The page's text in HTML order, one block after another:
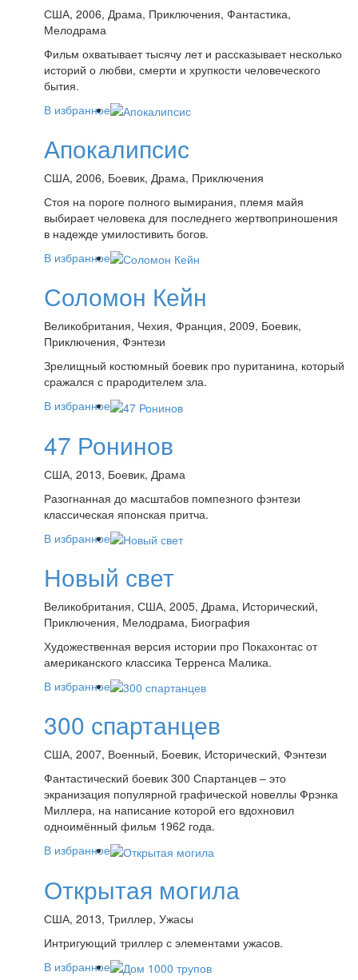
США, 2006, Драма, Приключения, Фантастика,
Мелодрама
Фильм охватывает тысячу лет и рассказывает несколько
историй о любви, смерти и хрупкости человеческого
бытия.
В избранное
Апокалипсис
США, 2006, Боевик, Драма, Приключения
Стоя на пороге полного вымирания, племя майя
выбирает человека для последнего жертвоприношения
в надежде умилостивить богов.
В избранное
Соломон Кейн
Великобритания, Чехия, Франция, 2009, Боевик,
Приключения, Фэнтези
Зрелищный костюмный боевик про пуританина, который
сражался с прародителем зла.
В избранное
47 Ронинов
США, 2013, Боевик, Драма
Разогнанная до масштабов помпезного фэнтези
классическая японская притча.
В избранное
Новый свет
Великобритания, США, 2005, Драма, Исторический,
Приключения, Мелодрама, Биография
Художественная версия истории про Покахонтас от
американского классика Терренса Малика.
В избранное
300 спартанцев
США, 2007, Военный, Боевик, Исторический, Фэнтези
Фантастический боевик 300 Спартанцев – это
экранизация популярной графической новеллы Фрэнка
Миллера, на написание которой его вдохновил
одноимённый фильм 1962 года.
В избранное
Открытая могила
США, 2013, Триллер, Ужасы
Интригующий триллер с элементами ужасов.
В избранное